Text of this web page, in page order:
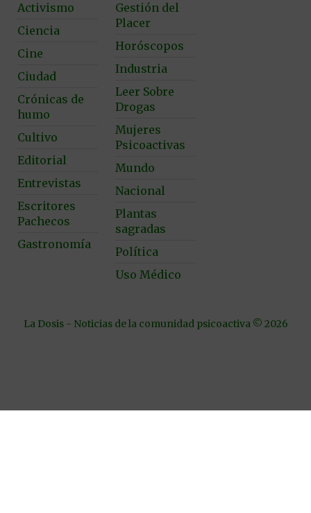
Activismo
Ciencia
Cine
Ciudad
Crónicas de
humo
Cultivo
Editorial
Entrevistas
Escritores
Pachecos
Gastronomía
Gestión del
Placer
Horóscopos
Industria
Leer Sobre
Drogas
Mujeres
Psicoactivas
Mundo
Nacional
Plantas
sagradas
Política
Uso Médico
La Dosis - Noticias de la comunidad psicoactiva © 2026